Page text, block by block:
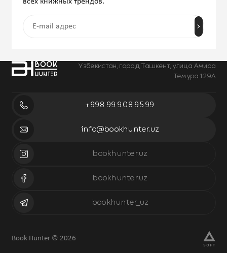
Узбекистан, город Ташкент, улица Амира
Темура 129А
+998 99 908 95 99
info@bookhunter.uz
bookhunter.uz
bookhunter.uz
bookhunter_uz
Book Hunter © 2026